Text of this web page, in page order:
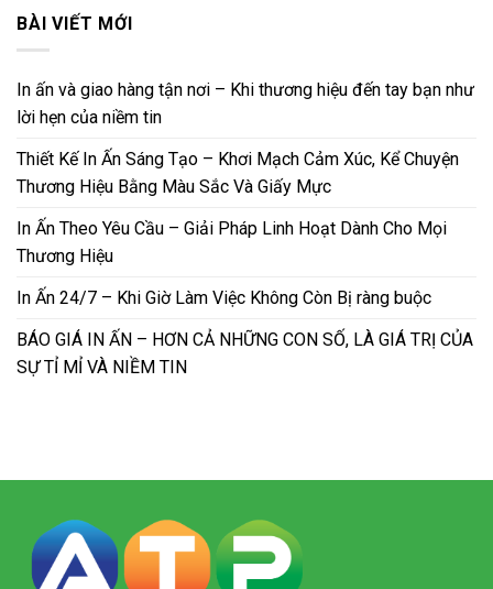
BÀI VIẾT MỚI
In ấn và giao hàng tận nơi – Khi thương hiệu đến tay bạn như
lời hẹn của niềm tin
Thiết Kế In Ấn Sáng Tạo – Khơi Mạch Cảm Xúc, Kể Chuyện
Thương Hiệu Bằng Màu Sắc Và Giấy Mực
In Ấn Theo Yêu Cầu – Giải Pháp Linh Hoạt Dành Cho Mọi
Thương Hiệu
In Ấn 24/7 – Khi Giờ Làm Việc Không Còn Bị ràng buộc
BÁO GIÁ IN ẤN – HƠN CẢ NHỮNG CON SỐ, LÀ GIÁ TRỊ CỦA
SỰ TỈ MỈ VÀ NIỀM TIN